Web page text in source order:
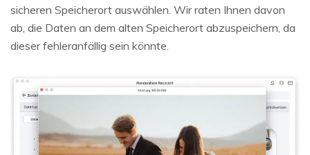
sicheren Speicherort auswählen. Wir raten Ihnen davon
ab, die Daten an dem alten Speicherort abzuspeichern, da
dieser fehleranfällig sein könnte.